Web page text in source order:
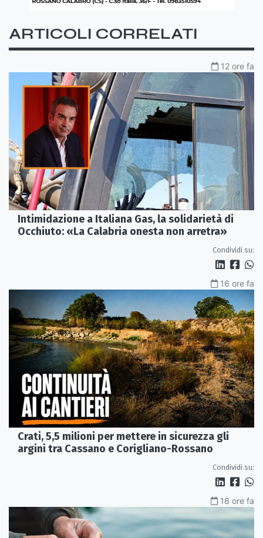
ARTICOLI CORRELATI
12 ore fa
Intimidazione a Italiana Gas, la solidarietà di
Occhiuto: «La Calabria onesta non arretra»
Condividi su:
16 ore fa
Crati, 5,5 milioni per mettere in sicurezza gli
argini tra Cassano e Corigliano-Rossano
Condividi su:
18 ore fa